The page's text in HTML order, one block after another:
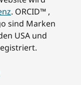
. ORCID™ ,
sind Marken
USA und